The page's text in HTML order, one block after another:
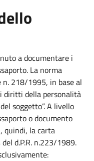
a documentare i
La norma
n. 218/1995, in base al
diritti della personalità
soggetto”. A livello
o documento
quindi, la carta
d.P.R. n.223/1989.